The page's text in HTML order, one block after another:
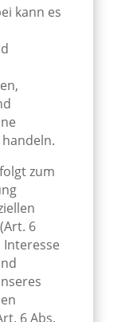
kann es
zum
6
Interesse
6 Abs.